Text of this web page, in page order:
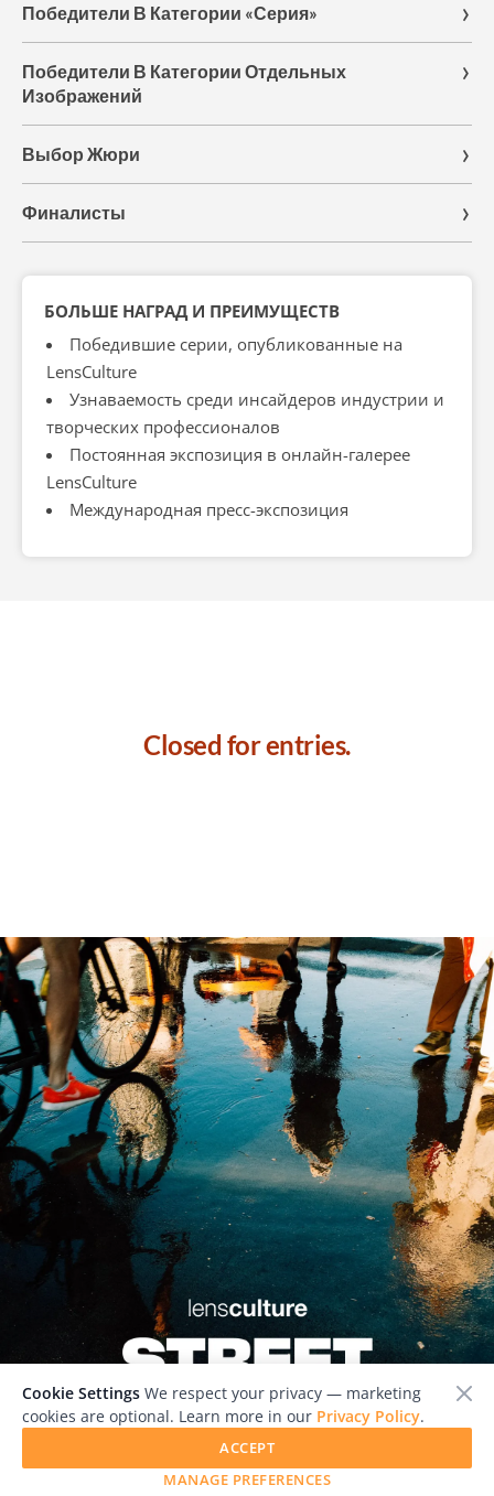
Победители В Категории «Серия»
Победители В Категории Отдельных
Изображений
Выбор Жюри
Финалисты
БОЛЬШЕ НАГРАД И ПРЕИМУЩЕСТВ
Победившие серии, опубликованные на
LensCulture
Узнаваемость среди инсайдеров индустрии и
творческих профессионалов
Постоянная экспозиция в онлайн-галерее
LensCulture
Международная пресс-экспозиция
Closed for entries.
Cookie Settings We respect your privacy — marketing
cookies are optional. Learn more in our Privacy Policy.
MANAGE PREFERENCES
ACCEPT